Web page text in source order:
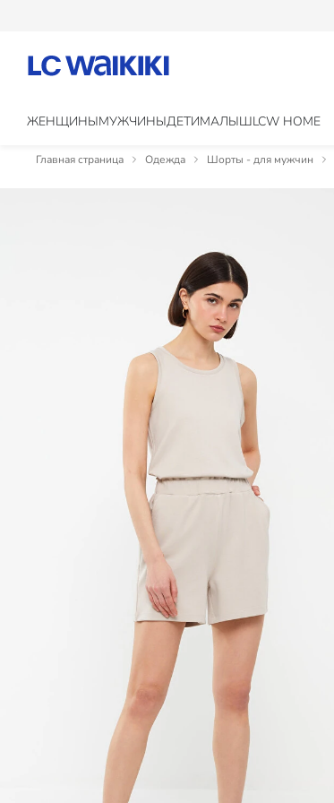
ЖЕНЩИНЫМУЖЧИНЫДЕТИМАЛЫШLCW HOME
Главная страница Одежда Шорты - для мужчин